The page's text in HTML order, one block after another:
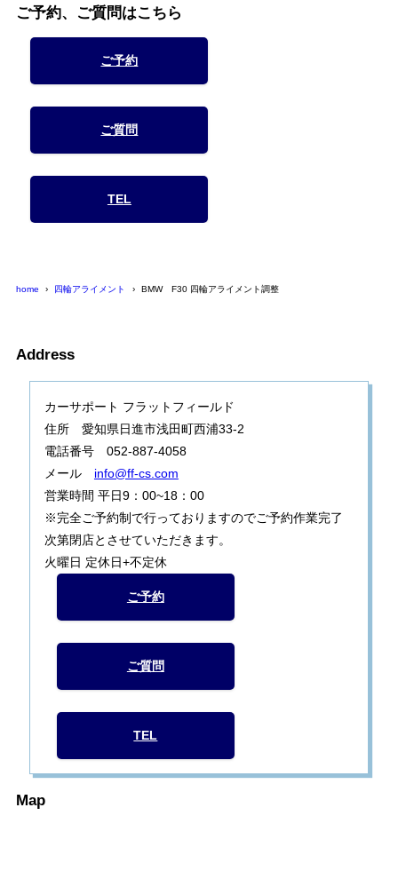
ご予約、ご質問はこちら
ご予約
ご質問
TEL
home 四輪アライメント BMW F30 四輪アライメント調整
Address
カーサポート フラットフィールド
住所 愛知県日進市浅田町西浦33-2
電話番号 052-887-4058
メール info@ff-cs.com
営業時間 平日9：00~18：00
※完全ご予約制で行っておりますのでご予約作業完了
次第閉店とさせていただきます。
火曜日 定休日+不定休
ご予約
ご質問
TEL
Map